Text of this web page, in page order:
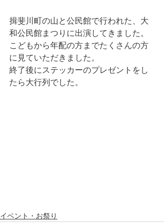
揖斐川町の山と公民館で行われた、大
和公民館まつりに出演してきました。
こどもから年配の方までたくさんの方
に見ていただきました。
終了後にステッカーのプレゼントをし
たら大行列でした。
イベント・お祭り